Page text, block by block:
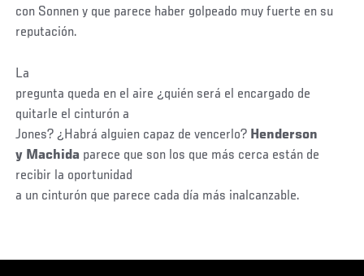
con Sonnen y que parece haber golpeado muy fuerte en su
reputación.
La
pregunta queda en el aire ¿quién será el encargado de
quitarle el cinturón a
Jones? ¿Habrá alguien capaz de vencerlo? Henderson
y Machida parece que son los que más cerca están de
recibir la oportunidad
a un cinturón que parece cada día más inalcanzable.